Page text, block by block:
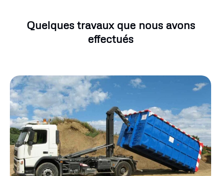
Quelques travaux que nous avons
effectués